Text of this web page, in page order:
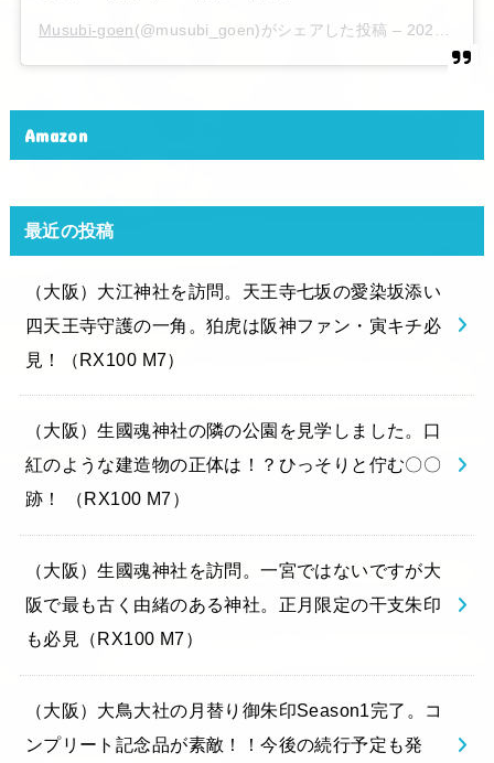
Musubi-goen(@musubi_goen)がシェアした投稿 – 2020年 6月月6日午後10時15分PDT
Amazon
最近の投稿
（大阪）大江神社を訪問。天王寺七坂の愛染坂添い
四天王寺守護の一角。狛虎は阪神ファン・寅キチ必
見！（RX100 M7）
（大阪）生國魂神社の隣の公園を見学しました。口
紅のような建造物の正体は！？ひっそりと佇む〇〇
跡！ （RX100 M7）
（大阪）生國魂神社を訪問。一宮ではないですが大
阪で最も古く由緒のある神社。正月限定の干支朱印
も必見（RX100 M7）
（大阪）大鳥大社の月替り御朱印Season1完了。コ
ンプリート記念品が素敵！！今後の続行予定も発